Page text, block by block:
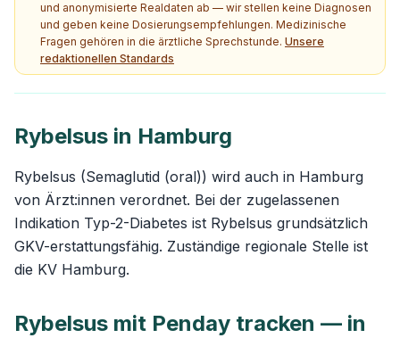
und anonymisierte Realdaten ab — wir stellen keine Diagnosen
und geben keine Dosierungsempfehlungen. Medizinische
Fragen gehören in die ärztliche Sprechstunde. Unsere
redaktionellen Standards
Rybelsus in Hamburg
Rybelsus (Semaglutid (oral)) wird auch in Hamburg
von Ärzt:innen verordnet. Bei der zugelassenen
Indikation Typ-2-Diabetes ist Rybelsus grundsätzlich
GKV-erstattungsfähig. Zuständige regionale Stelle ist
die KV Hamburg.
Rybelsus mit Penday tracken — in